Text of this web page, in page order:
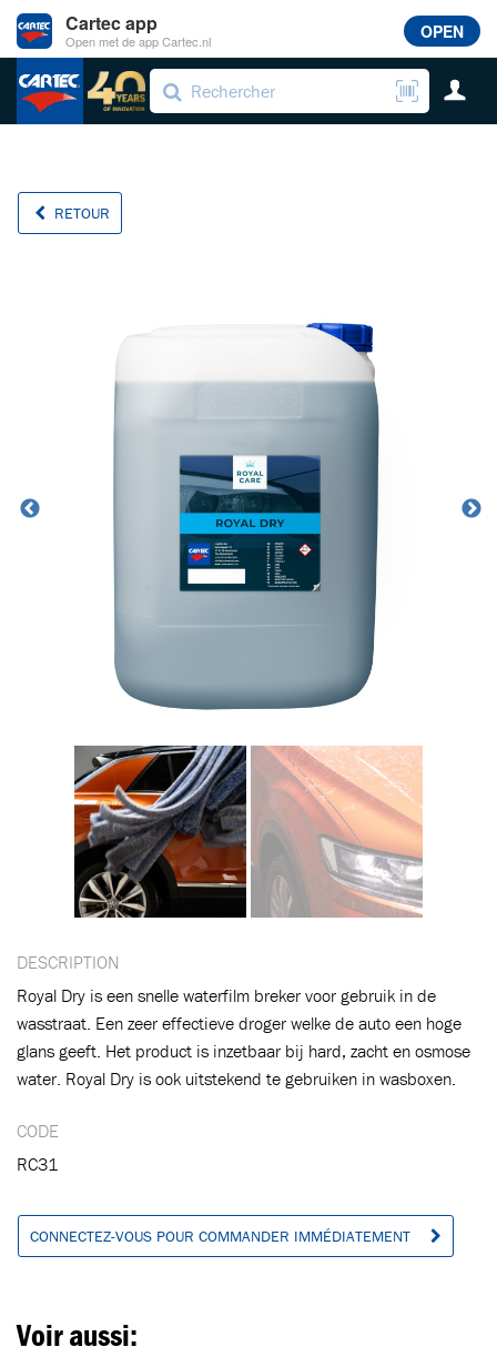
RETOUR
DESCRIPTION
Royal Dry is een snelle waterfilm breker voor gebruik in de
wasstraat. Een zeer effectieve droger welke de auto een hoge
glans geeft. Het product is inzetbaar bij hard, zacht en osmose
water. Royal Dry is ook uitstekend te gebruiken in wasboxen.
CODE
RC31
CONNECTEZ-VOUS POUR COMMANDER IMMÉDIATEMENT
Voir aussi:
Ajouté au panier
CONTINUER VOS ACHATS
Cartec app
Open met de app Cartec.nl OPEN